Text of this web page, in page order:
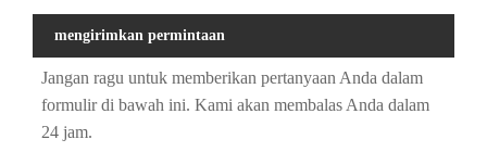
mengirimkan permintaan
Jangan ragu untuk memberikan pertanyaan Anda dalam
formulir di bawah ini. Kami akan membalas Anda dalam
24 jam.